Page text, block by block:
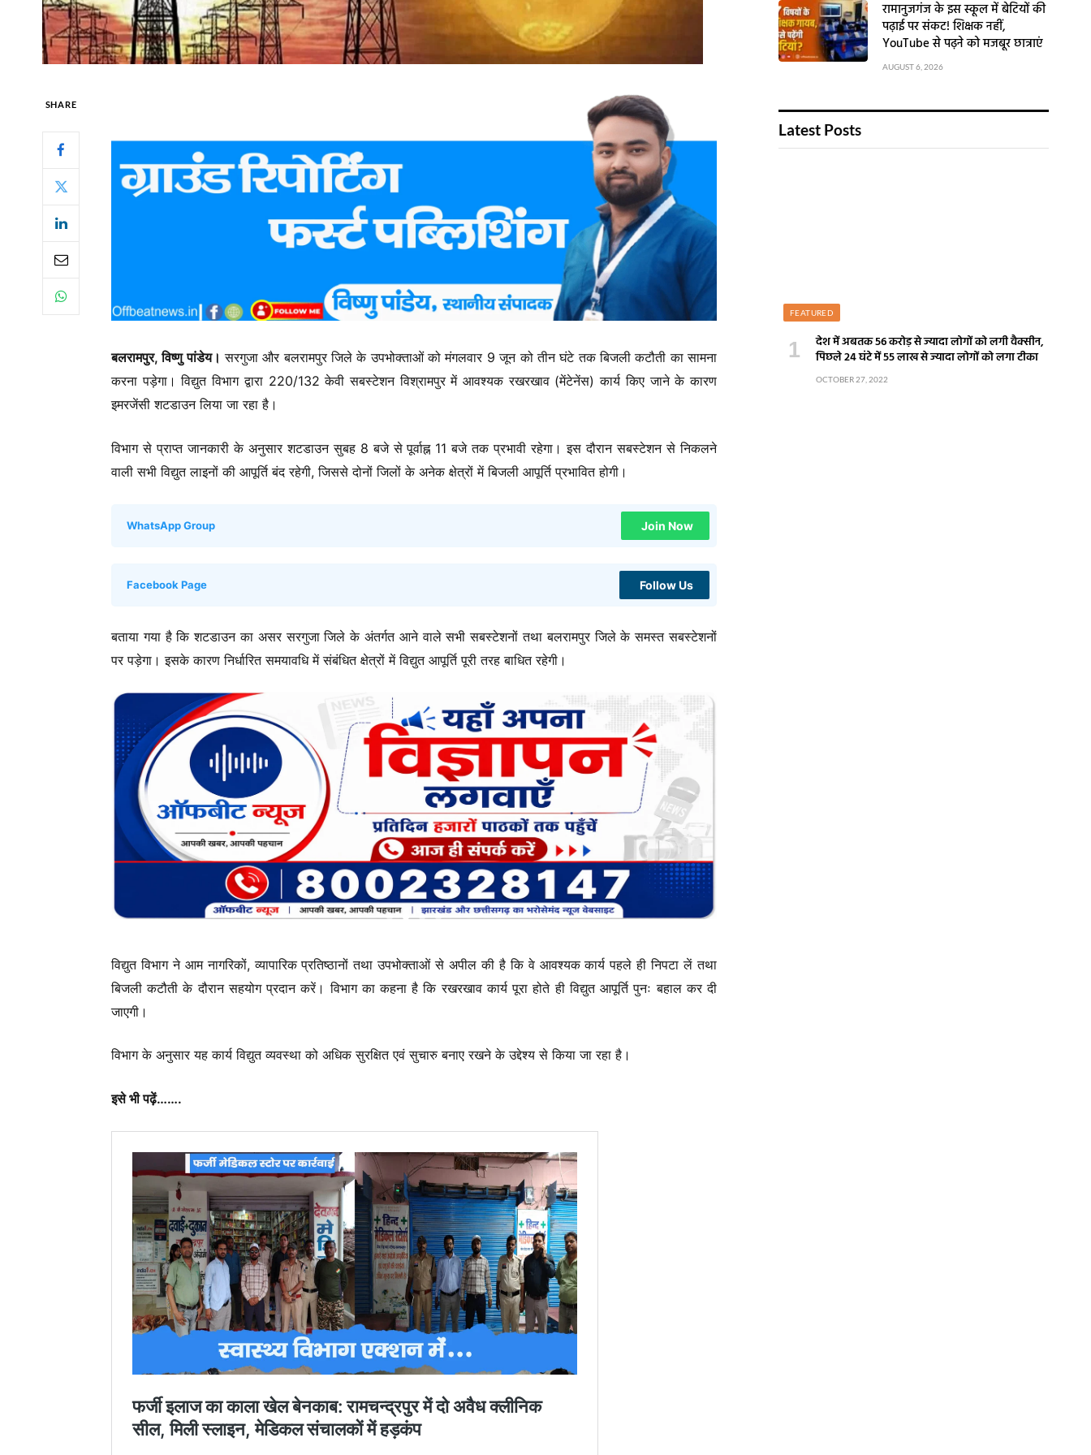
SHARE
बलरामपुर, विष्णु पांडेय। सरगुजा और बलरामपुर जिले के उपभोक्ताओं को मंगलवार 9 जून को तीन घंटे तक बिजली कटौती का सामना
करना पड़ेगा। विद्युत विभाग द्वारा 220/132 केवी सबस्टेशन विश्रामपुर में आवश्यक रखरखाव (मेंटेनेंस) कार्य किए जाने के कारण
इमरजेंसी शटडाउन लिया जा रहा है।
विभाग से प्राप्त जानकारी के अनुसार शटडाउन सुबह 8 बजे से पूर्वाह्न 11 बजे तक प्रभावी रहेगा। इस दौरान सबस्टेशन से निकलने
वाली सभी विद्युत लाइनों की आपूर्ति बंद रहेगी, जिससे दोनों जिलों के अनेक क्षेत्रों में बिजली आपूर्ति प्रभावित होगी।
WhatsApp Group Join Now
Facebook Page Follow Us
बताया गया है कि शटडाउन का असर सरगुजा जिले के अंतर्गत आने वाले सभी सबस्टेशनों तथा बलरामपुर जिले के समस्त सबस्टेशनों
पर पड़ेगा। इसके कारण निर्धारित समयावधि में संबंधित क्षेत्रों में विद्युत आपूर्ति पूरी तरह बाधित रहेगी।
विद्युत विभाग ने आम नागरिकों, व्यापारिक प्रतिष्ठानों तथा उपभोक्ताओं से अपील की है कि वे आवश्यक कार्य पहले ही निपटा लें तथा
बिजली कटौती के दौरान सहयोग प्रदान करें। विभाग का कहना है कि रखरखाव कार्य पूरा होते ही विद्युत आपूर्ति पुनः बहाल कर दी
जाएगी।
विभाग के अनुसार यह कार्य विद्युत व्यवस्था को अधिक सुरक्षित एवं सुचारु बनाए रखने के उद्देश्य से किया जा रहा है।
इसे भी पढ़ें…….
रामानुजगंज के इस स्कूल में बेटियों की
पढ़ाई पर संकट! शिक्षक नहीं,
YouTube से पढ़ने को मजबूर छात्राएं
AUGUST 6, 2026
Latest Posts
FEATURED
देश में अबतक 56 करोड़ से ज्यादा लोगों को लगी वैक्सीन,
पिछले 24 घंटे में 55 लाख से ज्यादा लोगों को लगा टीका
OCTOBER 27, 2022